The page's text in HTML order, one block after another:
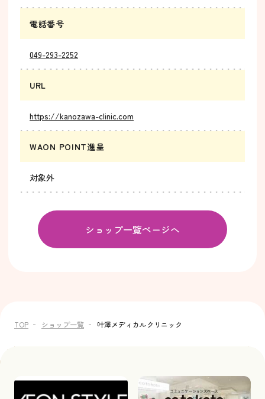
電話番号
049-293-2252
URL
https://kanozawa-clinic.com
WAON POINT進呈
対象外
ショップ一覧ページへ
TOP ショップ一覧 叶澤メディカルクリニック